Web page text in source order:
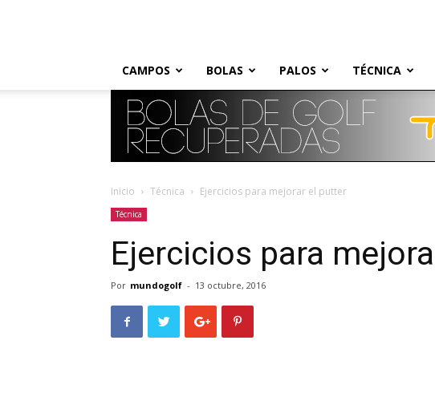
CAMPOS BOLAS PALOS TÉCNICA
Inicio Técnica Ejercicios para mejorar el putter
Técnica
Ejercicios para
Por mundogolf - 13 octubre, 2016